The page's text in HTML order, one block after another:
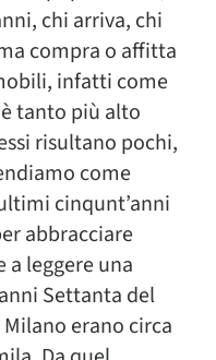
chi arriva, chi
compra o affitta
infatti come
tanto più alto
risultano pochi,
come
cinqunt’anni
abbracciare
a leggere una
Settanta del
erano circa